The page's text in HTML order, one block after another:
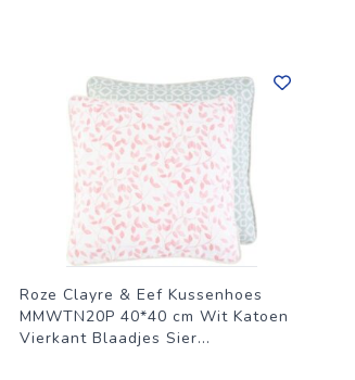
Roze Clayre & Eef Kussenhoes
MMWTN20P 40*40 cm Wit Katoen
Vierkant Blaadjes Sier...